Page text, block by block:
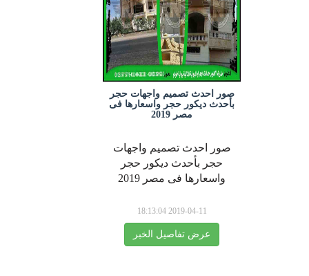
صور احدث تصميم واجهات حجر
بأحدث ديكور حجر واسعارها فى
مصر 2019
صور احدث تصميم واجهات
حجر بأحدث ديكور حجر
واسعارها فى مصر 2019
2019-04-11 18:13:04
عرض تفاصيل الخبر